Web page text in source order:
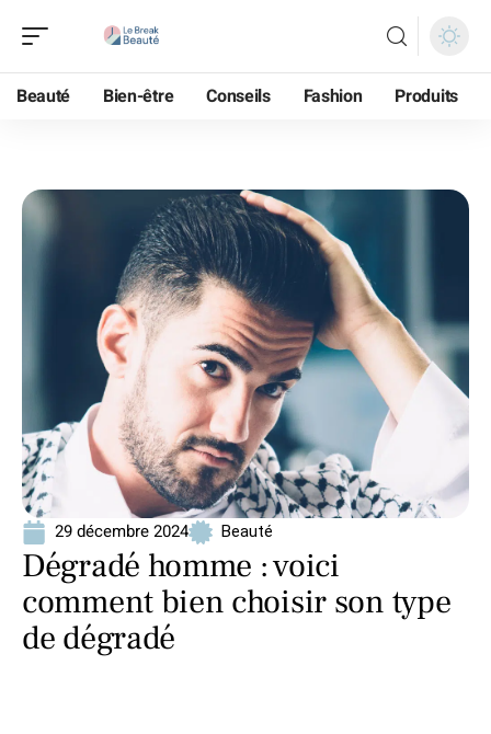
Beauté Bien-être Conseils Fashion Produits
29 décembre 2024 Beauté
Dégradé homme : voici
comment bien choisir son type
de dégradé